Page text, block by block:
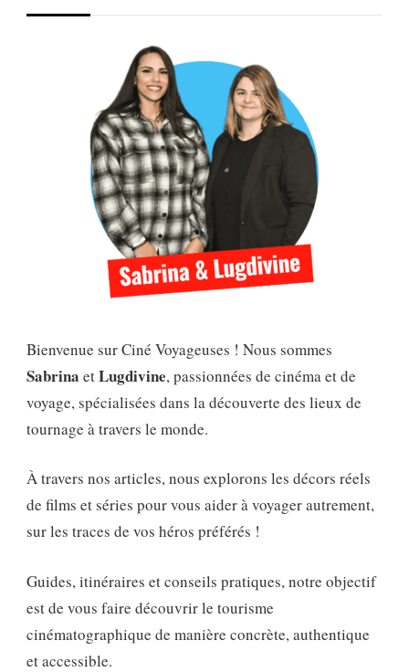
Bienvenue sur Ciné Voyageuses ! Nous sommes
Sabrina etLugdivine, passionnées de cinéma et de
voyage, spécialisées dans la découverte des lieux de
tournage à travers le monde.
À travers nos articles, nous explorons les décors réels
de films et séries pour vous aider à voyager autrement,
sur les traces de vos héros préférés !
Guides, itinéraires et conseils pratiques, notre objectif
est de vous faire découvrir le tourisme
cinématographique de manière concrète, authentique
et accessible.